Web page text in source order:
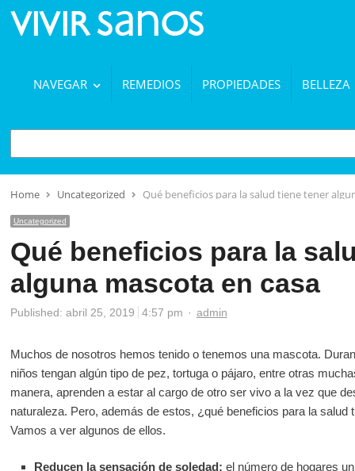
NAVEGAR REMEDIOS PROPIEDADES BELLEZA
BUSCAR
Home Uncategorized Qué beneficios para la salud tiene tener
Uncategorized
Qué beneficios para la
alguna mascota en casa
Published: abril 25, 2019 4:57 pm Author
admin
Muchos de nosotros hemos tenido o tenemos una mascota.
niños tengan algún tipo de pez, tortuga o pájaro, entre otras
manera, aprenden a estar al cargo de otro ser vivo a la vez que
naturaleza. Pero, además de estos, ¿qué beneficios para la salud
Vamos a ver algunos de ellos.
Reducen la sensación de soledad: el número de hogares